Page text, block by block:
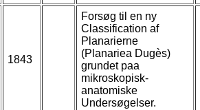
1843
Forsøg til en ny
Classification af
Planarierne
(Planariea Dugès)
grundet paa
mikroskopisk-
anatomiske
Undersøgelser.